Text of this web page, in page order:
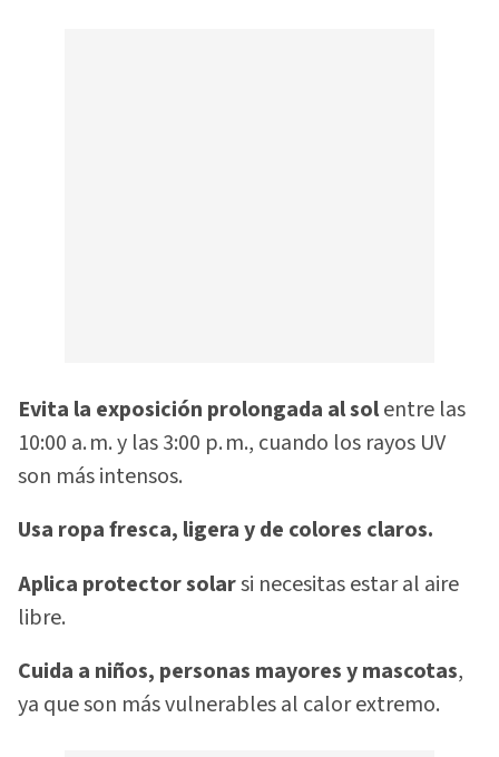
Evita la exposición prolongada al solentre las
10:00 a. m. y las 3:00 p. m., cuando los rayos UV
son más intensos.
Usa ropa fresca, ligera y de colores claros.
Aplica protector solarsi necesitas estar al aire
libre.
Cuida a niños, personas mayores y mascotas,
ya que son más vulnerables al calor extremo.